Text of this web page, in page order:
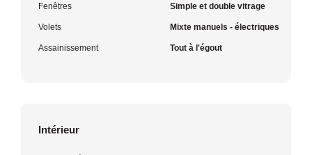
Fenêtres Simple et double vitrage
Volets Mixte manuels - électriques
Assainissement Tout à l'égout
Intérieur